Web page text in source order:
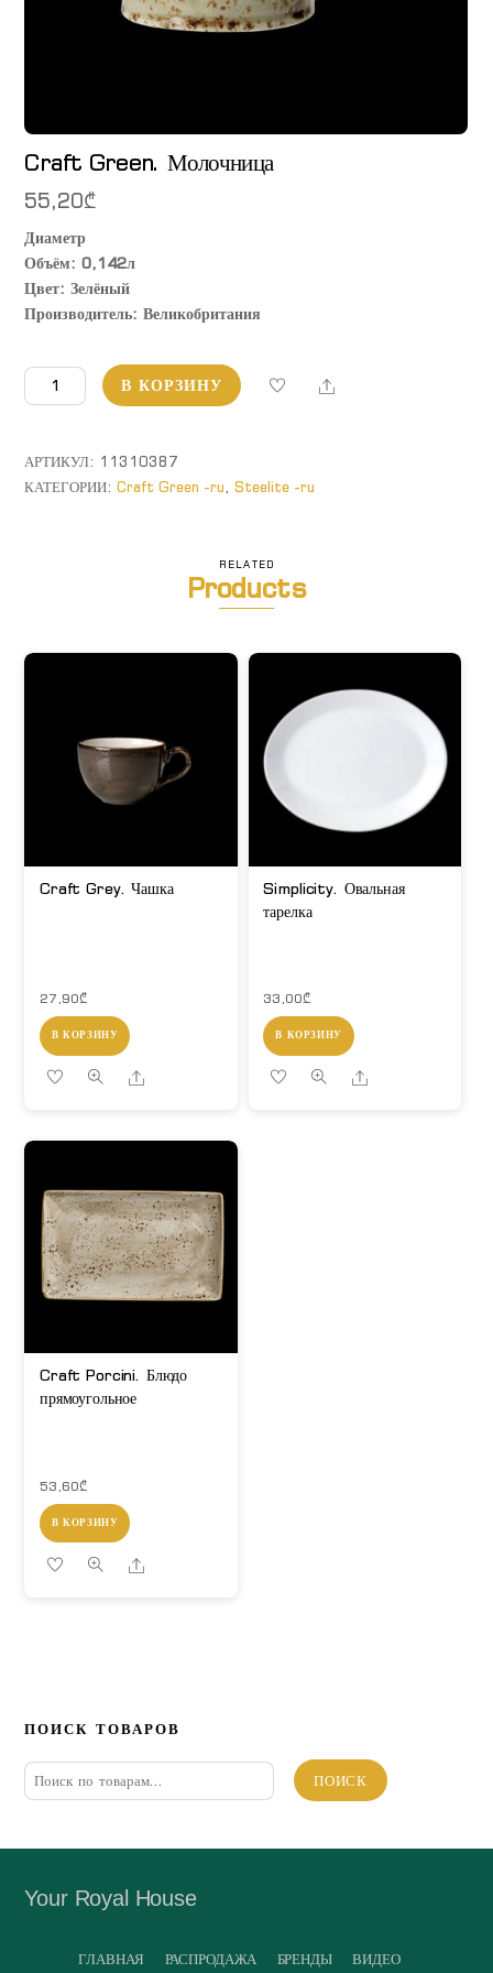
Craft Green. Молочница
55,20₾
Диаметр
Объём: 0,142л
Цвет: Зелёный
Производитель: Великобритания
Количество
товара
Green.
Молочница
В КОРЗИНУ Share
АРТИКУЛ: 11310387
КАТЕГОРИИ:Craft Green -ru,Steelite -ru
RELATED
Products
Craft Grey. Чашка
27,90₾
В КОРЗИНУ
Share
Simplicity. Овальная
тарелка
33,00₾
В КОРЗИНУ
Share
Craft Porcini. Блюдо
прямоугольное
53,60₾
В КОРЗИНУ
Share
ПОИСК ТОВАРОВ
Искать:
ПОИСК
Your Royal House
ГЛАВНАЯ РАСПРОДАЖА БРЕНДЫ ВИДЕО